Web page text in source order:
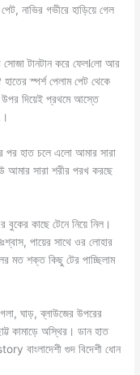
নাভির গভীরে হাড়িয়ে গেল
সোজা টানটান করে ফেলlলো আর
স্পর্শ পেলাম পেট থেকে
দিয়েই প্রথমে আস্তে
হাত চলে এলো আমার সারা
আমার সারা শরীর পরখ করছে
কাছে টেনে নিয়ে নিল।
পায়ের সাথে ওর লোহার
মত শক্ত কিছু টের পাচ্ছিলাম
ঘাড়, ব্লাউজের উপরের
কামাড়ে অস্থির। ডান হাত
বাংলাদেশী গুদ বিদেশী ধোন